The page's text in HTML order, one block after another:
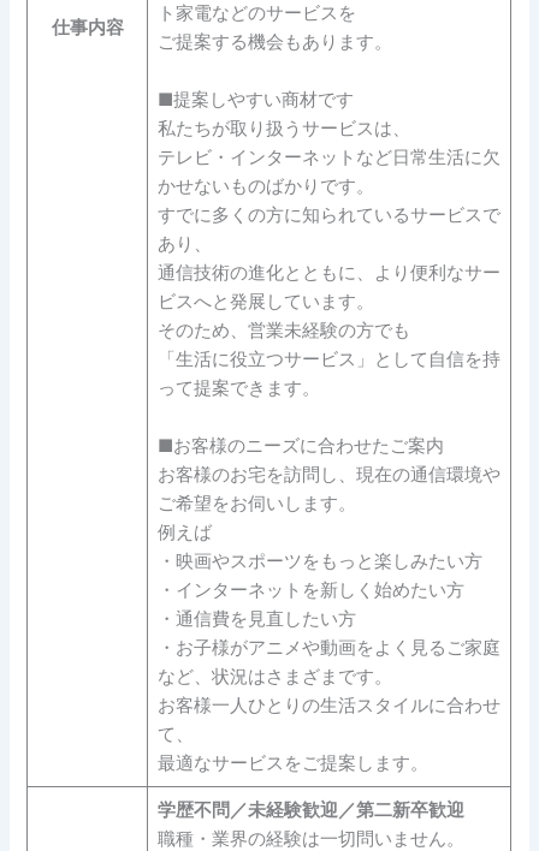
仕事内容
ト家電などのサービスを
ご提案する機会もあります。
■提案しやすい商材です
私たちが取り扱うサービスは、
テレビ・インターネットなど日常生活に欠
かせないものばかりです。
すでに多くの方に知られているサービスで
あり、
通信技術の進化とともに、より便利なサー
ビスへと発展しています。
そのため、営業未経験の方でも
「生活に役立つサービス」として自信を持
って提案できます。
■お客様のニーズに合わせたご案内
お客様のお宅を訪問し、現在の通信環境や
ご希望をお伺いします。
例えば
・映画やスポーツをもっと楽しみたい方
・インターネットを新しく始めたい方
・通信費を見直したい方
・お子様がアニメや動画をよく見るご家庭
など、状況はさまざまです。
お客様一人ひとりの生活スタイルに合わせ
て、
最適なサービスをご提案します。
学歴不問／未経験歓迎／第二新卒歓迎
職種・業界の経験は一切問いません。